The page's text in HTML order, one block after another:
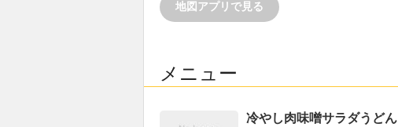
地図アプリで見る
メニュー
冷やし肉味噌サラダうどん